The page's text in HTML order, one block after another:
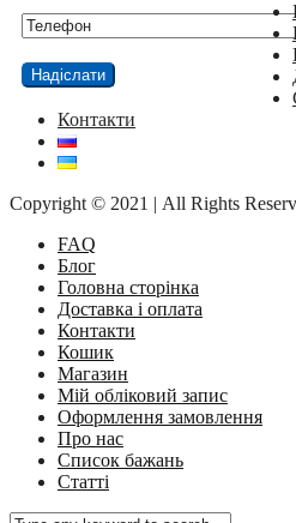
Контакти
Copyright © 2021 | All Rights
FAQ
Блог
Головна сторінка
Доставка і оплата
Контакти
Кошик
Магазин
Мій обліковий запис
Оформлення замовлення
Про нас
Список бажань
Статті